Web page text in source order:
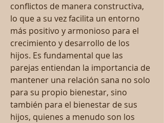
conflictos de manera constructiva,
lo que a su vez facilita un entorno
más positivo y armonioso para el
crecimiento y desarrollo de los
hijos. Es fundamental que las
parejas entiendan la importancia de
mantener una relación sana no solo
para su propio bienestar, sino
también para el bienestar de sus
hijos, quienes a menudo son los